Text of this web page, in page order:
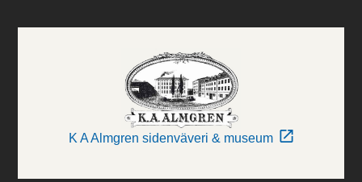
K A Almgren sidenväveri & museum